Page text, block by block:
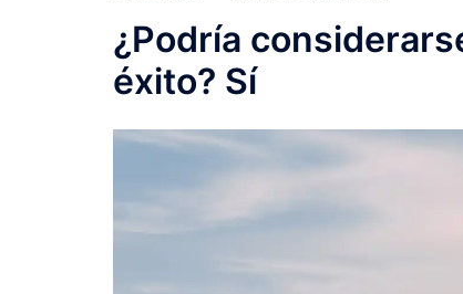
¿Podría
éxito? Sí